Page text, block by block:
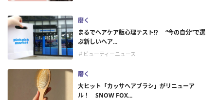
磨く
まるでヘアケア版心理テスト!? “今の自分”で選
ぶ新しいヘア...
＃ビューティーニュース
磨く
大ヒット「カッサヘアブラシ」がリニューア
ル！ SNOW FOX...